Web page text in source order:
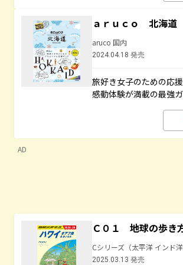
ａｒｕｃｏ 北海道
aruco 国内
2024.04.18 発売
旅好き女子のための応
感動体験が満載の最強
AD
Ｃ０１ 地球の歩き
Cシリーズ（太平洋 インド
2025.03.13 発売